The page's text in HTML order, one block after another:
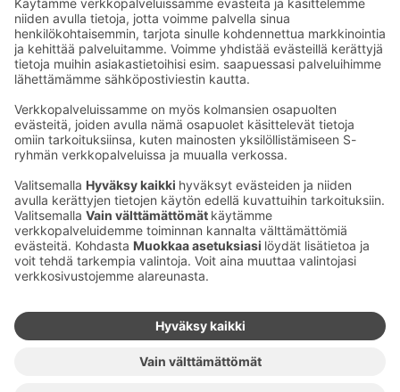
Sähköpostiosoitteet S-ryhmässä ovat muotoa
etunimi.sukunimi@sok.fi
Seuraa meitä:
Muuta evästeasetuksia